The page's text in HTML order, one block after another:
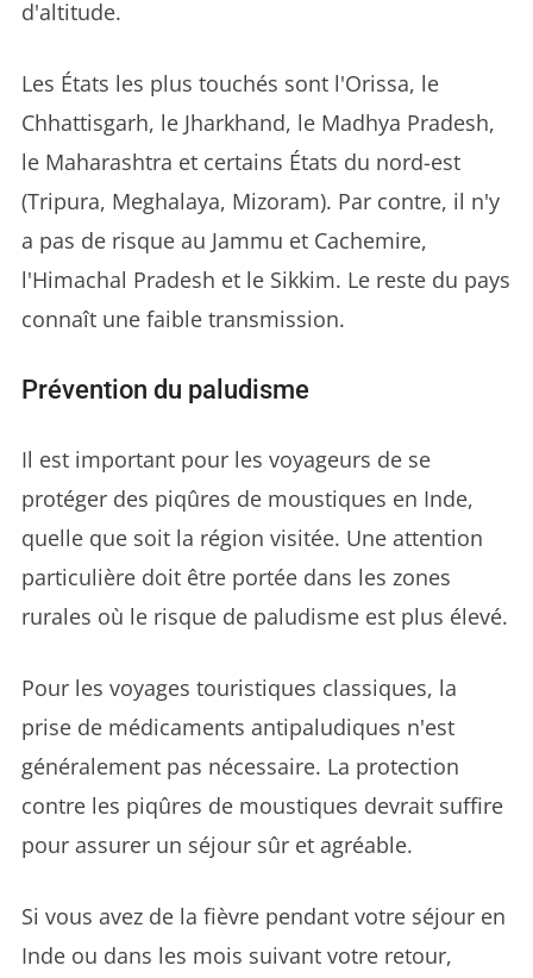
d'altitude.
Les États les plus touchés sont l'Orissa, le
Chhattisgarh, le Jharkhand, le Madhya Pradesh,
le Maharashtra et certains États du nord-est
(Tripura, Meghalaya, Mizoram). Par contre, il n'y
a pas de risque au Jammu et Cachemire,
l'Himachal Pradesh et le Sikkim. Le reste du pays
connaît une faible transmission.
Prévention du paludisme
Il est important pour les voyageurs de se
protéger des piqûres de moustiques en Inde,
quelle que soit la région visitée. Une attention
particulière doit être portée dans les zones
rurales où le risque de paludisme est plus élevé.
Pour les voyages touristiques classiques, la
prise de médicaments antipaludiques n'est
généralement pas nécessaire. La protection
contre les piqûres de moustiques devrait suffire
pour assurer un séjour sûr et agréable.
Si vous avez de la fièvre pendant votre séjour en
Inde ou dans les mois suivant votre retour,